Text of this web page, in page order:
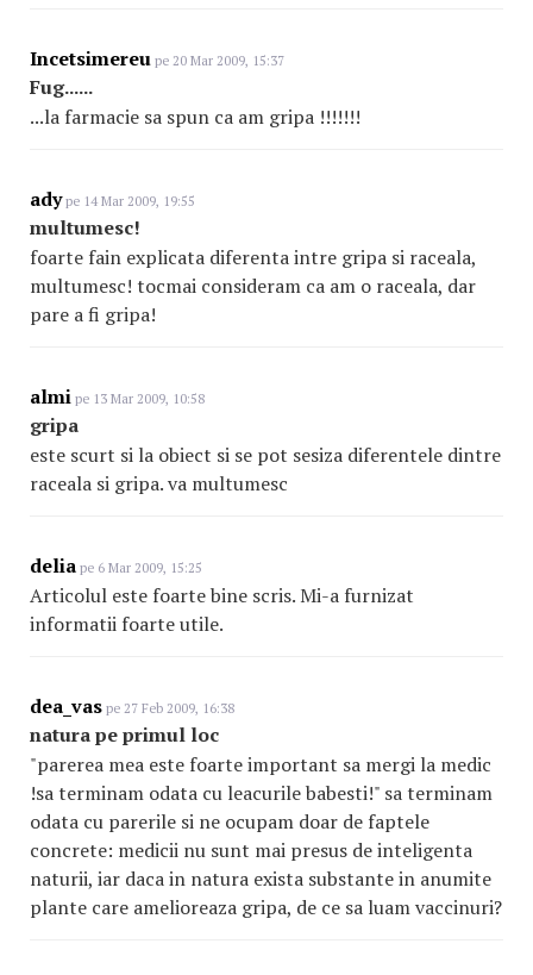
Incetsimereu pe 20 Mar 2009, 15:37
Fug......
...la farmacie sa spun ca am gripa !!!!!!!
adype 14 Mar 2009, 19:55
multumesc!
foarte fain explicata diferenta intre gripa si raceala,
multumesc! tocmai consideram ca am o raceala, dar
pare a fi gripa!
almi pe 13 Mar 2009, 10:58
gripa
este scurt si la obiect si se pot sesiza diferentele dintre
raceala si gripa. va multumesc
delia pe 6 Mar 2009, 15:25
Articolul este foarte bine scris. Mi-a furnizat
informatii foarte utile.
dea_vas pe 27 Feb 2009, 16:38
natura pe primul loc
"parerea mea este foarte important sa mergi la medic
!sa terminam odata cu leacurile babesti!" sa terminam
odata cu parerile si ne ocupam doar de faptele
concrete: medicii nu sunt mai presus de inteligenta
naturii, iar daca in natura exista substante in anumite
plante care amelioreaza gripa, de ce sa luam vaccinuri?